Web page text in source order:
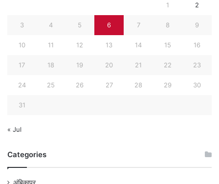
1 2
3 4 5 6 7 8 9
10 11 12 13 14 15 16
17 18 19 20 21 22 23
24 25 26 27 28 29 30
31
« Jul
Categories